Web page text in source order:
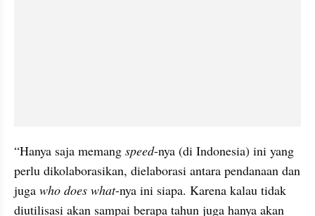
“Hanya saja memang speed-nya (di Indonesia) ini yang
perlu dikolaborasikan, dielaborasi antara pendanaan dan
juga who does what-nya ini siapa. Karena kalau tidak
diutilisasi akan sampai berapa tahun juga hanya akan